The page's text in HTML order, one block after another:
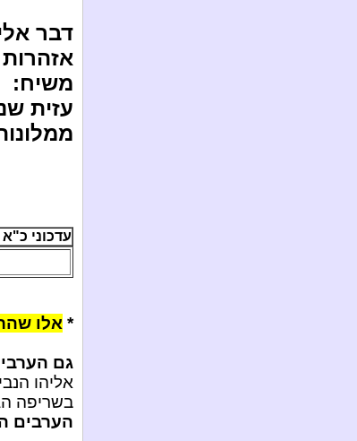
דבר
משיח:
עזית
עדכוני כ"א
* אלו
גם
אליהו
בשריפה
הערבים